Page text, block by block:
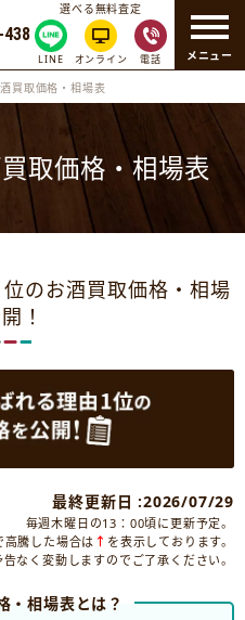
メニュー
438
選べる無料査定
LINE オンライン 電話
買取価格・相場表
取価格・相場表
のお酒買取価格・相場
！
最終更新日 :2026/07/29
毎週木曜日の13：00頃に更新予定。
騰した場合は ↑ を表示しております。
なく変動しますのでご了承ください。
・相場表とは？